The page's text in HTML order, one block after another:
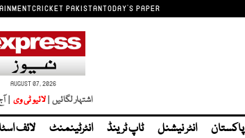
CRICKET PAKISTANTODAY'S PAPER
AUGUST 07, 2026
اشتہار لگائیں | |
پاکستان انٹر نیشنل ٹاپ ٹرینڈ انٹرٹینمنٹ لائف